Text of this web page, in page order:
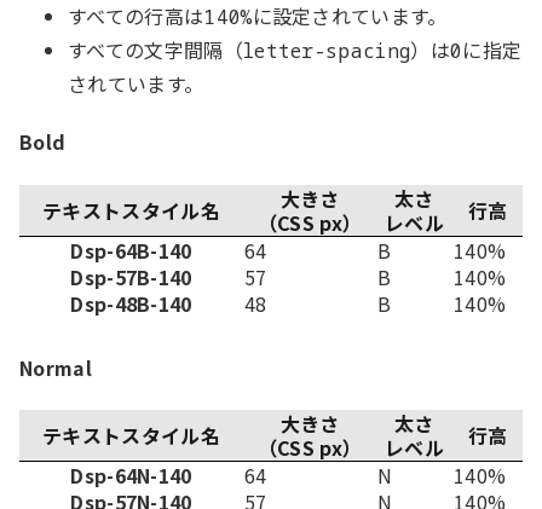
すべての行高は140%に設定されています。
すべての文字間隔（letter-spacing）は0に指定
されています。
Bold
テキストスタイル名
大きさ
（CSS px）
太さ
レベル
行高
Dsp-64B-140
64 B
140%
Dsp-57B-140
57 B
140%
Dsp-48B-140
48 B 140%
Normal
テキストスタイル名
大きさ
（CSS px）
太さ
レベル
行高
Dsp-64N-140
64 N
140%
Dsp-57N-140
57 N
140%